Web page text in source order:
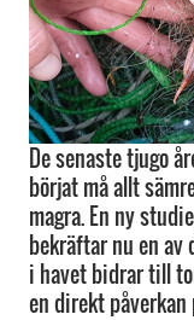
De senaste tjugo
börjat må allt
magra. En ny
bekräftar nu en
i havet bidrar till
en direkt påverkan